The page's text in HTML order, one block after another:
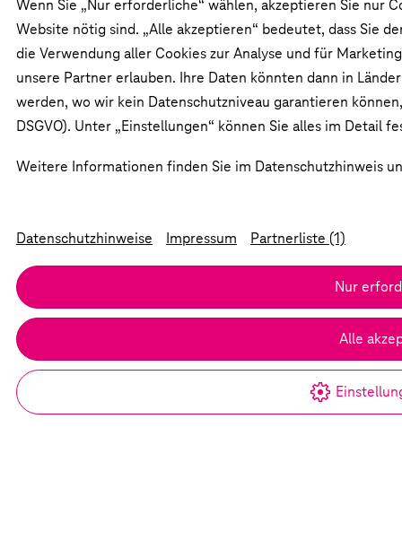
Wenn Sie „Nur erforderliche“ wählen, akzeptieren Sie nur
Website nötig sind. „Alle akzeptieren“ bedeutet, dass Sie
die Verwendung aller Cookies zur Analyse und für
unsere Partner erlauben. Ihre Daten könnten dann in
werden, wo wir kein Datenschutzniveau garantieren
DSGVO). Unter „Einstellungen“ können Sie alles im Detail
Weitere Informationen finden Sie im Datenschutzhinweis
Datenschutzhinweise Impressum Partnerliste (1)
Nur
Alle